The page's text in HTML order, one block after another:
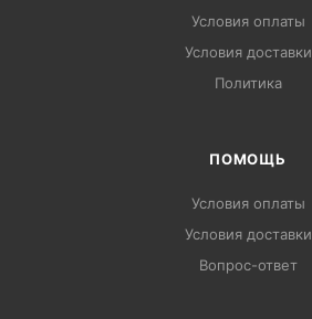
Условия оплаты
Условия доставки
Политика
ПОМОЩЬ
Условия оплаты
Условия доставки
Вопрос-ответ